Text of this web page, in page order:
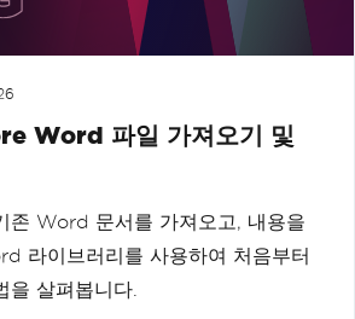
Word 파일 가져오기 및
존 Word 문서를 가져오고, 내용을
라이브러리를 사용하여 처음부터
을 살펴봅니다.